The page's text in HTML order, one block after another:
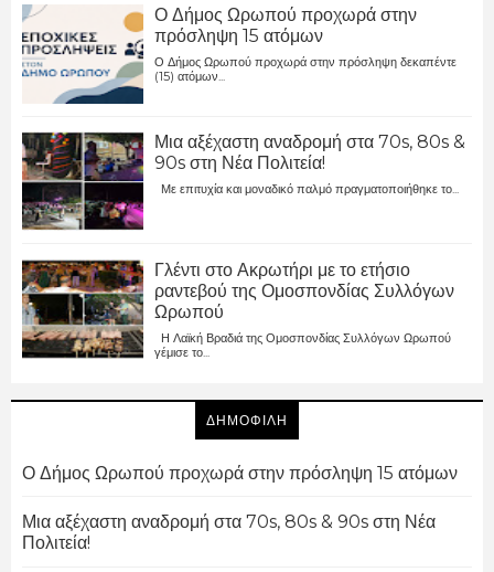
Ο Δήμος Ωρωπού προχωρά στην
πρόσληψη 15 ατόμων
Ο Δήμος Ωρωπού προχωρά στην πρόσληψη δεκαπέντε
(15) ατόμων...
Μια αξέχαστη αναδρομή στα 70s, 80s &
90s στη Νέα Πολιτεία!
Με επιτυχία και μοναδικό παλμό πραγματοποιήθηκε το...
Γλέντι στο Ακρωτήρι με το ετήσιο
ραντεβού της Ομοσπονδίας Συλλόγων
Ωρωπού
Η Λαϊκή Βραδιά της Ομοσπονδίας Συλλόγων Ωρωπού
γέμισε το...
ΔΗΜΟΦΙΛΗ
Ο Δήμος Ωρωπού προχωρά στην πρόσληψη 15 ατόμων
Μια αξέχαστη αναδρομή στα 70s, 80s & 90s στη Νέα
Πολιτεία!